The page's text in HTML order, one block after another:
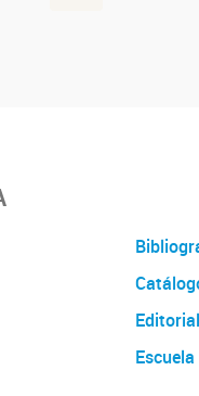
Editorial
Escuela